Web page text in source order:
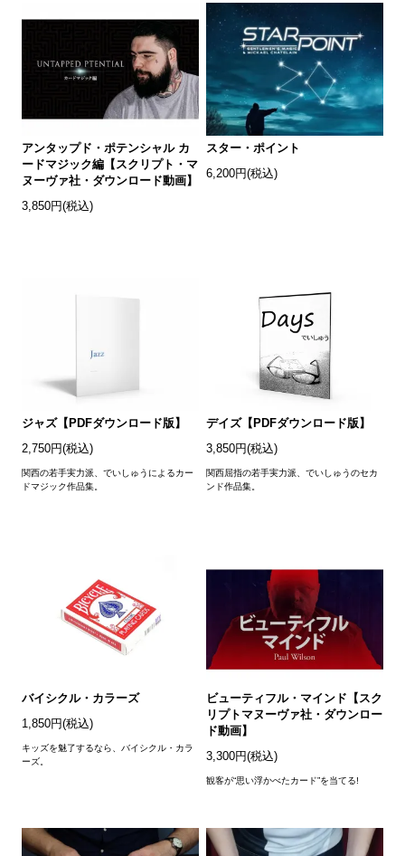
アンタップド・ポテンシャル カ
ードマジック編【スクリプト・マ
ヌーヴァ社・ダウンロード動画】
3,850円(税込)
スター・ポイント
6,200円(税込)
ジャズ【PDFダウンロード版】
2,750円(税込)
関西の若手実力派、でいしゅうによるカー
ドマジック作品集。
デイズ【PDFダウンロード版】
3,850円(税込)
関西屈指の若手実力派、でいしゅうのセカ
ンド作品集。
バイシクル・カラーズ
1,850円(税込)
キッズを魅了するなら、バイシクル・カラ
ーズ。
ビューティフル・マインド【スク
リプトマヌーヴァ社・ダウンロー
ド動画】
3,300円(税込)
観客が“思い浮かべたカード”を当てる!